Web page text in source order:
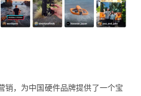
销，为中国硬件品牌提供了一个宝